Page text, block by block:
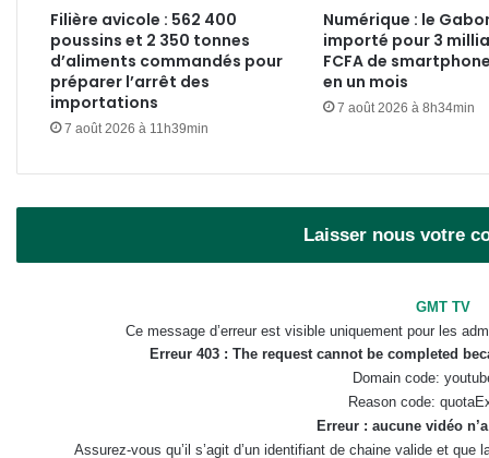
Filière avicole : 562 400
poussins et 2 350 tonnes
d’aliments commandés pour
préparer l’arrêt des
importations
7 août 2026 à 11h39min
Numérique : le
importé pour 3
FCFA de
en un mois
7 août 2026 à 8h34min
Laisser nous votre
GMT TV
Ce message d’erreur est visible uniquement pour les
Erreur 403 : The request cannot be completed
Domain code:
Reason code:
Erreur : aucune vidéo
Assurez-vous qu’il s’agit d’un identifiant de chaine valide et